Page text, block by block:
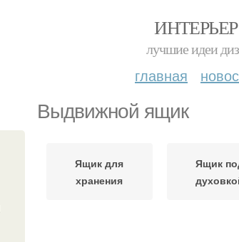
лучшие идеи
главная
Выдвижной ящик
Ящик для
хранения
Ящик